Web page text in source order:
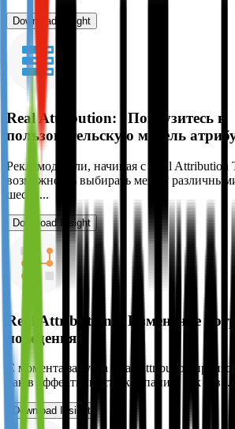
Download Insight
Real Attribution: | Погрузитесь в
пользовательскую модель
Рекламодатели, начиная с Real Attribution
возможность выбирать между
шести...
Download Insight
Real Attribution: | Изменение
поведения
С момента запуска Real Attribution
как в эффективности кампании, так и в...
Download Insight